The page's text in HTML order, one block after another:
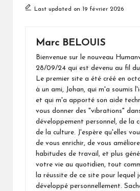
Last updated on 19 février 2026
Marc BELOUIS
Bienvenue sur le nouveau
28/09/24 qui est devenu au fil
Le premier site a été créé en
à un ami, Johan, qui m'a soumis
et qui m'a apporté son aide
vous donner des "vibrations"
développement personnel, de la
de la culture. J'espère qu'elles
de vous enrichir, de vous
habitudes de travail, et plus
votre vie au quotidien, tout
la réussite de ce site pour lequel
développé personnellement.